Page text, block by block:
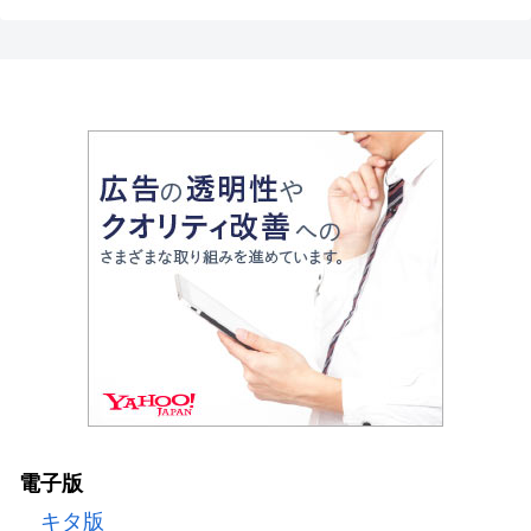
電子版
キタ版